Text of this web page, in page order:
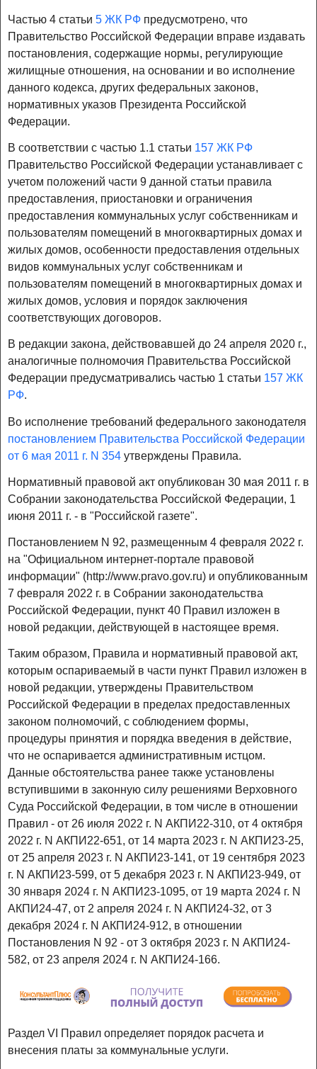
Частью 4 статьи 5 ЖК РФ предусмотрено, что
Правительство Российской Федерации вправе издавать
постановления, содержащие нормы, регулирующие
жилищные отношения, на основании и во исполнение
данного кодекса, других федеральных законов,
нормативных указов Президента Российской
Федерации.
В соответствии с частью 1.1 статьи 157 ЖК РФ
Правительство Российской Федерации устанавливает с
учетом положений части 9 данной статьи правила
предоставления, приостановки и ограничения
предоставления коммунальных услуг собственникам и
пользователям помещений в многоквартирных домах и
жилых домов, особенности предоставления отдельных
видов коммунальных услуг собственникам и
пользователям помещений в многоквартирных домах и
жилых домов, условия и порядок заключения
соответствующих договоров.
В редакции закона, действовавшей до 24 апреля 2020 г.,
аналогичные полномочия Правительства Российской
Федерации предусматривались частью 1 статьи 157 ЖК
РФ.
Во исполнение требований федерального законодателя
постановлением Правительства Российской Федерации
от 6 мая 2011 г. N 354 утверждены Правила.
Нормативный правовой акт опубликован 30 мая 2011 г. в
Собрании законодательства Российской Федерации, 1
июня 2011 г. - в "Российской газете".
Постановлением N 92, размещенным 4 февраля 2022 г.
на "Официальном интернет-портале правовой
информации" (http://www.pravo.gov.ru) и опубликованным
7 февраля 2022 г. в Собрании законодательства
Российской Федерации, пункт 40 Правил изложен в
новой редакции, действующей в настоящее время.
Таким образом, Правила и нормативный правовой акт,
которым оспариваемый в части пункт Правил изложен в
новой редакции, утверждены Правительством
Российской Федерации в пределах предоставленных
законом полномочий, с соблюдением формы,
процедуры принятия и порядка введения в действие,
что не оспаривается административным истцом.
Данные обстоятельства ранее также установлены
вступившими в законную силу решениями Верховного
Суда Российской Федерации, в том числе в отношении
Правил - от 26 июля 2022 г. N АКПИ22-310, от 4 октября
2022 г. N АКПИ22-651, от 14 марта 2023 г. N АКПИ23-25,
от 25 апреля 2023 г. N АКПИ23-141, от 19 сентября 2023
г. N АКПИ23-599, от 5 декабря 2023 г. N АКПИ23-949, от
30 января 2024 г. N АКПИ23-1095, от 19 марта 2024 г. N
АКПИ24-47, от 2 апреля 2024 г. N АКПИ24-32, от 3
декабря 2024 г. N АКПИ24-912, в отношении
Постановления N 92 - от 3 октября 2023 г. N АКПИ24-
582, от 23 апреля 2024 г. N АКПИ24-166.
Раздел VI Правил определяет порядок расчета и
внесения платы за коммунальные услуги.